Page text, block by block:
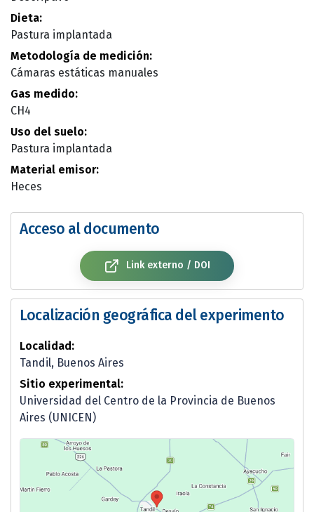
Dieta:
Pastura implantada
Metodología de medición:
Cámaras estáticas manuales
Gas medido:
CH4
Uso del suelo:
Pastura implantada
Material emisor:
Heces
Acceso al documento
Link externo / DOI
Localización geográfica del experimento
Localidad:
Tandil, Buenos Aires
Sitio experimental:
Universidad del Centro de la Provincia de Buenos
Aires (UNICEN)